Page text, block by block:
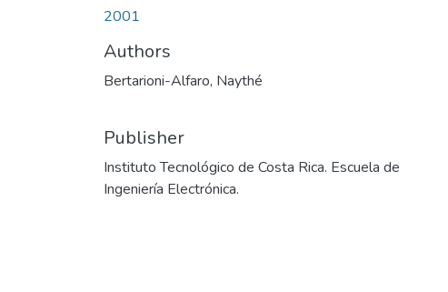
2001
Authors
Bertarioni-Alfaro, Naythé
Publisher
Instituto Tecnológico de Costa Rica. Escuela de
Ingeniería Electrónica.